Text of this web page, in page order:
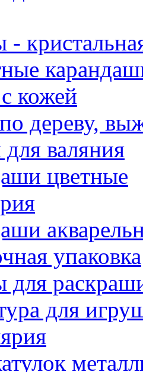
кожей
дереву,
валяния
цветные
упаковка
для
для